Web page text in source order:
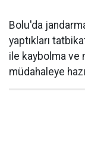
Bolu'da
yaptıkları
ile kaybolma ve
müdahaleye